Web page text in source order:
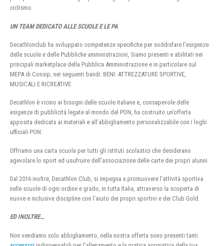
ciclismo.
UN TEAM DEDICATO ALLE SCUOLE E LE PA
Decathlonclub ha sviluppato competenze specifiche per soddisfare l’esigenze
delle scuole e delle Pubbliche amministrazioni, Siamo presenti e abilitati nei
principali marketplace della Pubblica Amministrazione e in particolare sul
MEPA di Consip, nei seguenti bandi: BENI: ATTREZZATURE SPORTIVE,
MUSICALI E RICREATIVE
Decathlon è vicino ai bisogni delle scuole italiane e, consapevole delle
esigenze di pubblicità legate al mondo del PON, ha costruito un’offerta
apposita dedicata ai materiali e all’abbigliamento personalizzabile con i loghi
ufficiali PON.
Offriamo una carta scuola per tutti gli istituti scolastici che desiderano
agevolare lo sport ed usufruire dell’associazione delle carte dei propri alunni.
Dal 2016 inoltre, Decathlon Club, si impegna a promuovere l’attività sportiva
nelle scuole di ogni ordine e grado, in tutta Italia, attraverso la scoperta di
nuove e inclusive discipline con l’aiuto dei propri sportivi e dei Club Gold.
ED INOLTRE…
Non vendiamo solo abbigliamento, nella nostra offerta sono presenti tanti